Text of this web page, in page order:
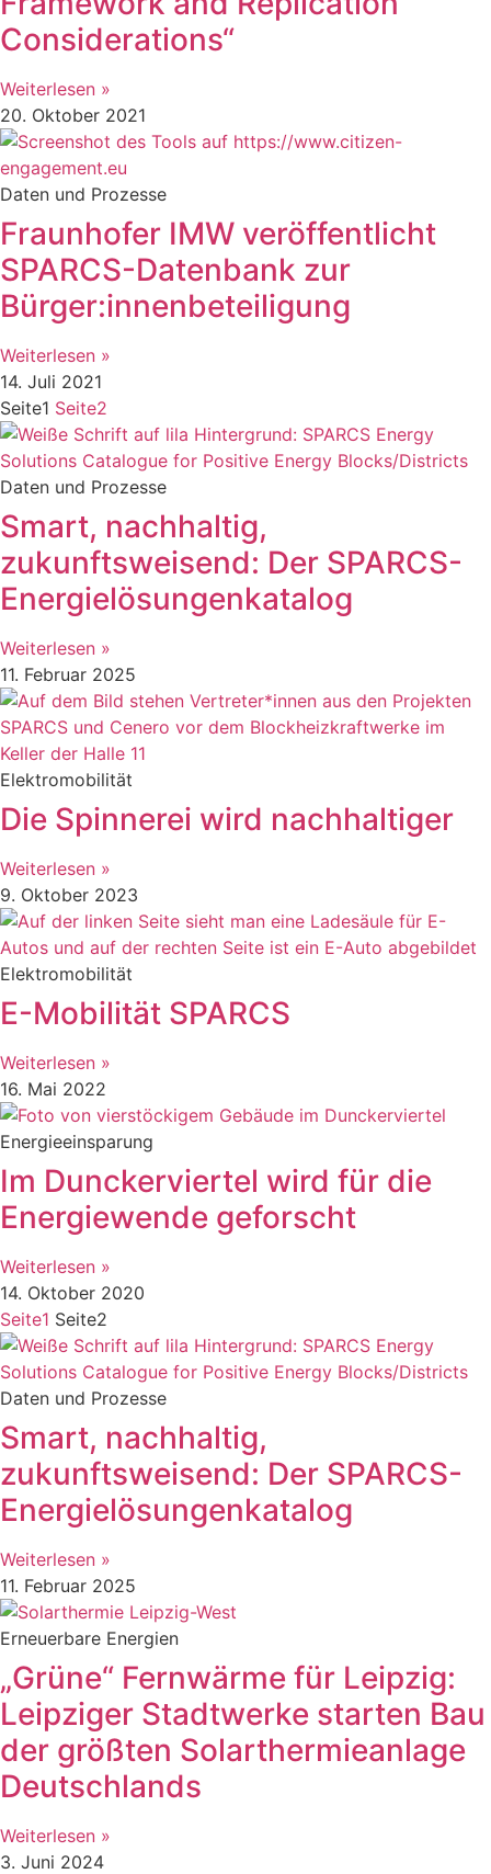
Considerations“
Weiterlesen »
20. Oktober 2021
Daten und Prozesse
Fraunhofer IMW veröffentlicht
SPARCS-Datenbank zur
Bürger:innenbeteiligung
Weiterlesen »
14. Juli 2021
Seite1 Seite2
Daten und Prozesse
Smart, nachhaltig,
zukunftsweisend: Der SPARCS-
Energielösungenkatalog
Weiterlesen »
11. Februar 2025
Elektromobilität
Die Spinnerei wird nachhaltiger
Weiterlesen »
9. Oktober 2023
Elektromobilität
E-Mobilität SPARCS
Weiterlesen »
16. Mai 2022
Energieeinsparung
Im Dunckerviertel wird für die
Energiewende geforscht
Weiterlesen »
14. Oktober 2020
Seite1 Seite2
Daten und Prozesse
Smart, nachhaltig,
zukunftsweisend: Der SPARCS-
Energielösungenkatalog
Weiterlesen »
11. Februar 2025
Erneuerbare Energien
„Grüne“ Fernwärme für Leipzig:
Leipziger Stadtwerke starten Bau
der größten Solarthermieanlage
Deutschlands
Weiterlesen »
3. Juni 2024